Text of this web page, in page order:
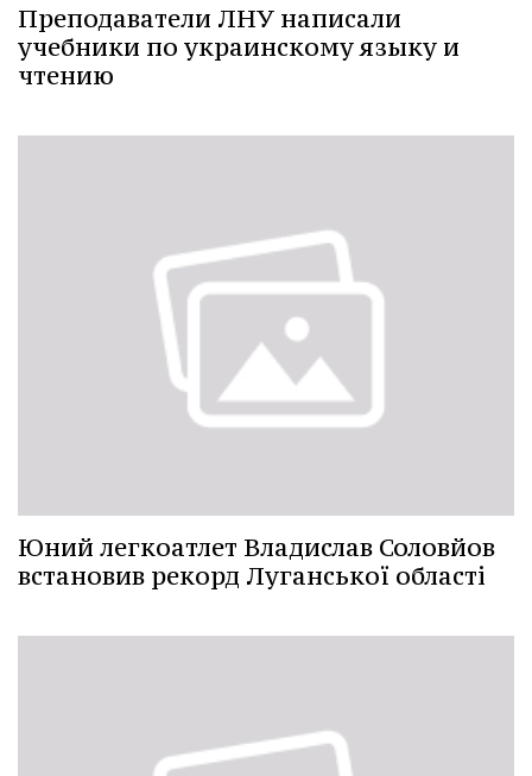
Преподаватели ЛНУ написали
учебники по украинскому языку и
чтению
Юний легкоатлет Владислав Соловйов
встановив рекорд Луганської області